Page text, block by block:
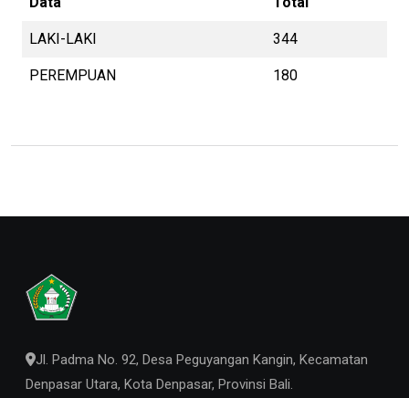
LAKI-LAKI 344
PEREMPUAN 180
Jl. Padma No. 92, Desa Peguyangan Kangin, Kecamatan
Denpasar Utara, Kota Denpasar, Provinsi Bali.